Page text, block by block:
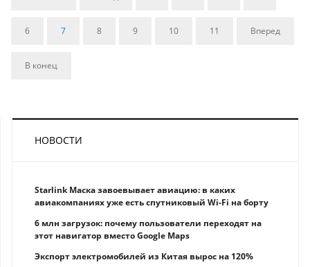
6 7 8 9 10 11 Вперед
В конец
НОВОСТИ
Starlink Маска завоевывает авиацию: в каких
авиакомпаниях уже есть спутниковый Wi-Fi на борту
6 млн загрузок: почему пользователи переходят на
этот навигатор вместо Google Maps
Экспорт электромобилей из Китая вырос на 120%